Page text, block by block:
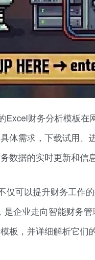
Excel财务分析模板
体需求，下载试用
数据的实时更新和信
仅可以提升财务工作
企业走向智能财务
板，并详细解析它